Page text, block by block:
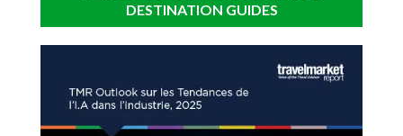
DESTINATION GUIDES